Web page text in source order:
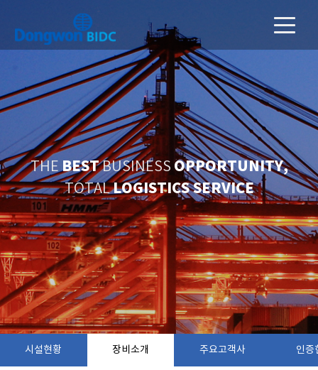
THEBESTBUSINESS OPPORTUNITY,
TOTALLOGISTICS SERVICE
시설현황 장비소개 주요고객사 인증